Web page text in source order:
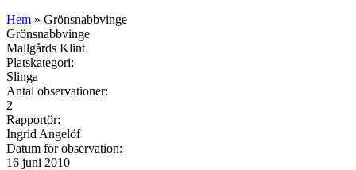
Hem » Grönsnabbvinge
Grönsnabbvinge
Mallgårds Klint
Platskategori:
Slinga
Antal observationer:
2
Rapportör:
Ingrid Angelöf
Datum för observation:
16 juni 2010